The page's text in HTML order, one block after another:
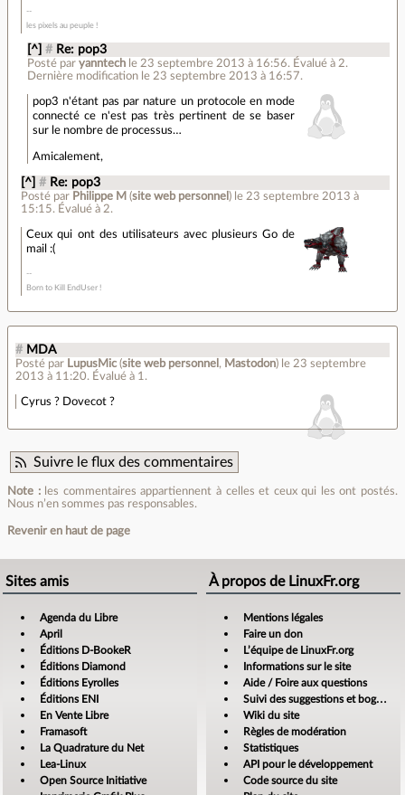
les pixels au peuple !
[^] # Re: pop3
Posté par yanntech le 23 septembre 2013 à 16:56.Évalué à 2.
Dernière modification le 23 septembre 2013 à 16:57.
pop3 n'étant pas par nature un protocole en mode
connecté ce n'est pas très pertinent de se baser
sur le nombre de processus…
Amicalement,
[^] # Re: pop3
Posté par Philippe M (site web personnel ) le 23 septembre 2013 à
15:15. Évalué à 2.
Ceux qui ont des utilisateurs avec plusieurs Go de
mail :(
Born to Kill EndUser !
# MDA
Posté par LupusMic(site web personnel , Mastodon) le 23 septembre
2013 à 11:20. Évalué à 1 .
Cyrus ? Dovecot ?
Suivre le flux des commentaires
Note :les commentaires appartiennent à celles et ceux qui les ont postés.
Nous n’en sommes pas responsables.
Revenir en haut de page
Sites amis
Agenda du Libre
April
Éditions D-BookeR
Éditions Diamond
Éditions Eyrolles
Éditions ENI
En Vente Libre
Framasoft
La Quadrature du Net
Lea-Linux
Open Source Initiative
À propos de LinuxFr.org
Mentions légales
Faire un don
L’équipe de LinuxFr.org
Informations sur le site
Aide / Foire aux questions
Suivi des suggestions et bogues
Wiki du site
Règles de modération
Statistiques
API pour le développement
Code source du site